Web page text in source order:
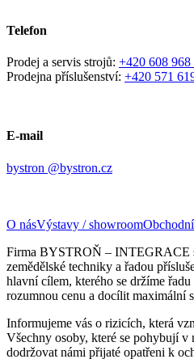
Telefon
Prodej a servis strojů: +420 608 968
Prodejna příslušenství: +420 571
E-mail
bystron @bystron.cz
O násVýstavy / showroom
Firma BYSTROŇ – INTEGRACE
zemědělské techniky a řadou
hlavní cílem, kterého se držíme
rozumnou cenu a docílit maximální
Informujeme vás o rizicích, která
Všechny osoby, které se pohybují v
dodržovat námi přijaté opatřeni k